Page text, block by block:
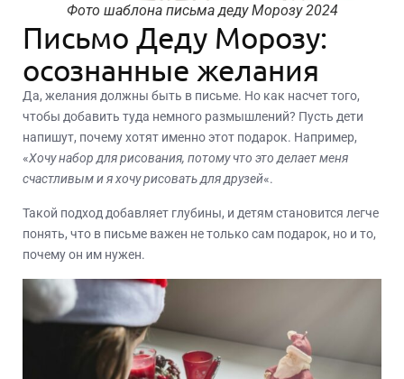
Фото шаблона письма деду Морозу 2024
Письмо Деду Морозу:
осознанные желания
Да, желания должны быть в письме. Но как насчет того,
чтобы добавить туда немного размышлений? Пусть дети
напишут, почему хотят именно этот подарок. Например,
«Хочу набор для рисования, потому что это делает меня
счастливым и я хочу рисовать для друзей«.
Такой подход добавляет глубины, и детям становится легче
понять, что в письме важен не только сам подарок, но и то,
почему он им нужен.